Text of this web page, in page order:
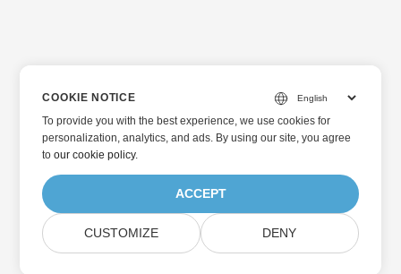
COOKIE NOTICE
To provide you with the best experience, we use cookies for
personalization, analytics, and ads. By using our site, you agree
toour cookie policy.
ACCEPT
CUSTOMIZE DENY